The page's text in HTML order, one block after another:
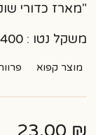
"מארז כדורי
משקל נטו : 400 גרם"
מוצר קפוא
23.00 ₪